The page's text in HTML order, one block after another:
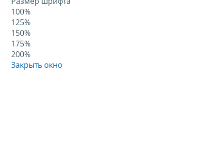
100%
125%
150%
175%
200%
Закрыть окно